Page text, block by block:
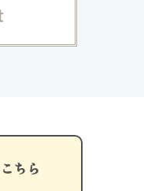
ちら